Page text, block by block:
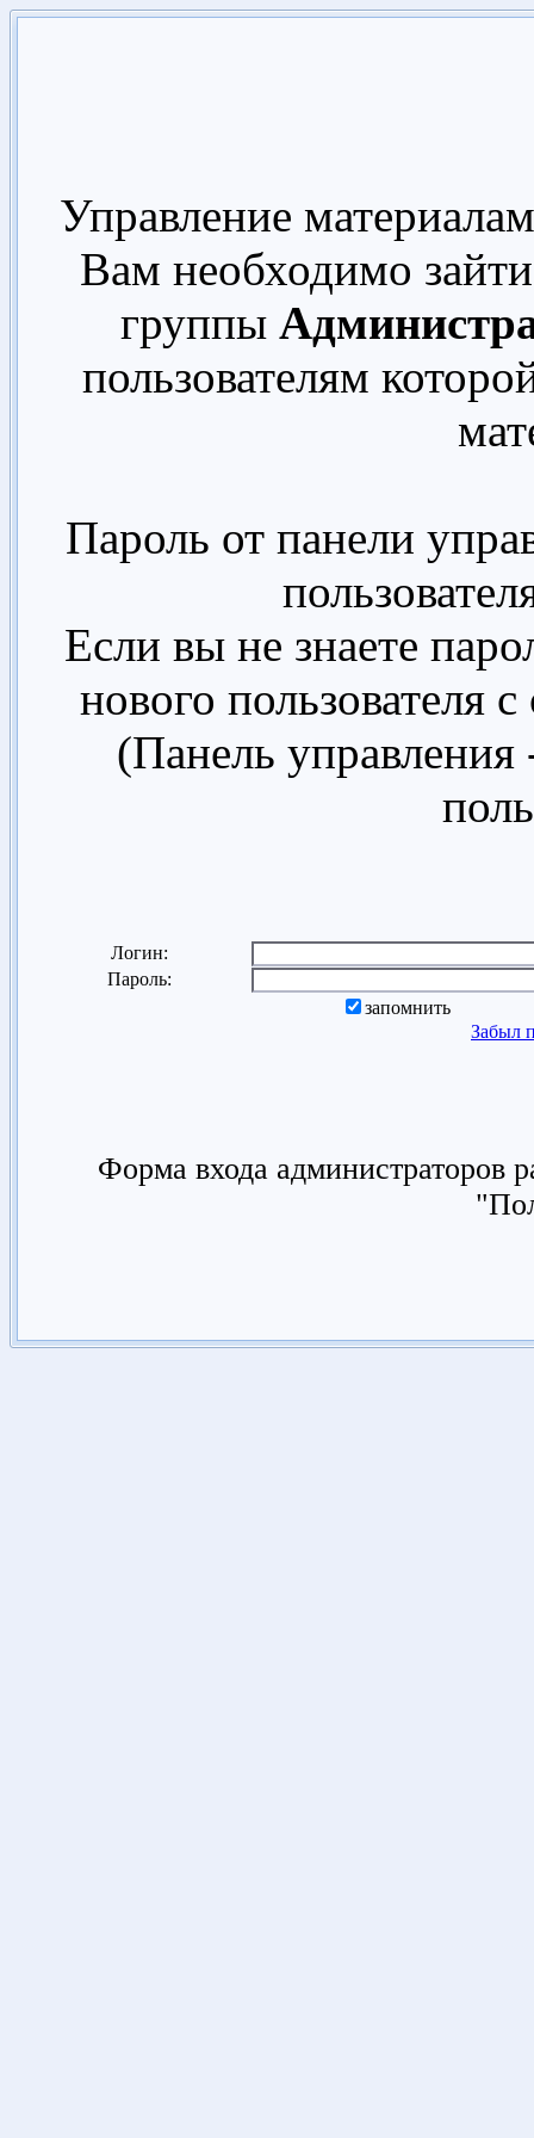
Управление
Вам необходимо зайти
группы
пользователям
Пароль от панели
Если вы не знаете
нового пользователя
(Панель управления
Логин:
Пароль:
запомнить
Забыл
Форма входа администраторов